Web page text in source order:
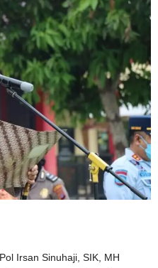
Irsan Sinuhaji, SIK, MH